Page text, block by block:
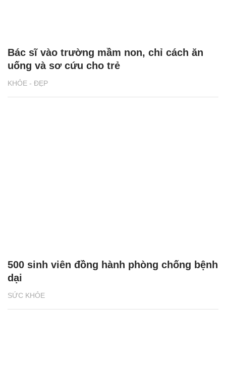
KHỎE - ĐẸP
Bác sĩ vào trường mầm non, chỉ cách ăn
uống và sơ cứu cho trẻ
SỨC KHỎE
500 sinh viên đồng hành phòng chống bệnh
dại